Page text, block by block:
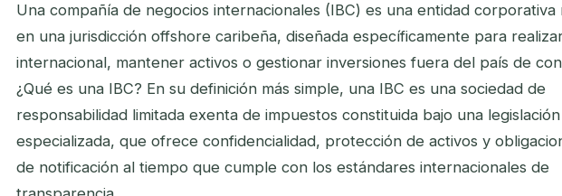
Una compañía de negocios internacionales (IBC) es una entidad corporativa
en una jurisdicción offshore caribeña, diseñada específicamente para
internacional, mantener activos o gestionar inversiones fuera del país de
¿Qué es una IBC? En su definición más simple, una IBC es una sociedad de
responsabilidad limitada exenta de impuestos constituida bajo una
especializada, que ofrece confidencialidad, protección de activos y
de notificación al tiempo que cumple con los estándares internacionales de